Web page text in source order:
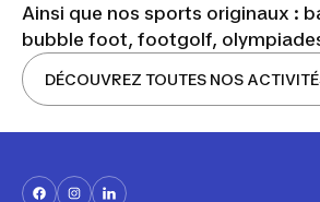
Ainsi que nos sports originaux :
bubble foot, footgolf,
DÉCOUVREZ TOUTES NOS